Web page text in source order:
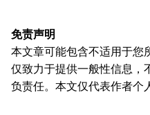
免责声明
本文章可能包含不适用于您
仅致力于提供一般性信息，
负责任。本文仅代表作者个
本文无意提供以下任何建议